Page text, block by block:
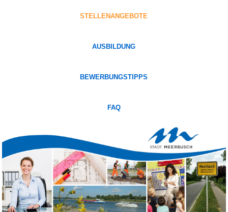
STELLENANGEBOTE
AUSBILDUNG
BEWERBUNGSTIPPS
FAQ